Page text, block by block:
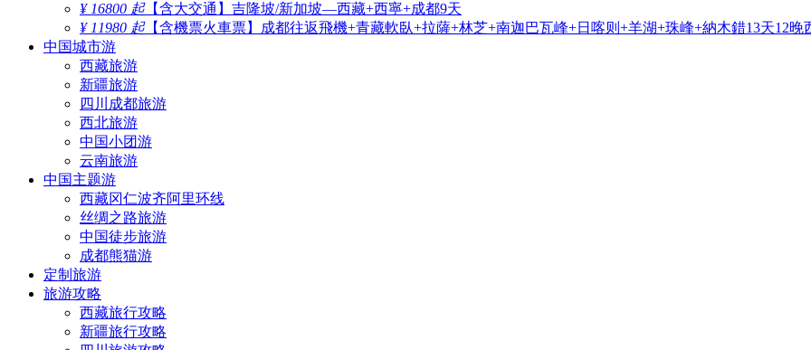
¥ 16800 起【含大交通】吉隆坡/新加坡—西藏+西寧+成都9天
¥ 11980 起【含機票火車票】成都往返飛機+青藏軟臥+拉薩+林芝+南迦巴瓦峰+日喀则+羊湖+珠峰+納木錯13天12晚
中国城市游
西藏旅游
新疆旅游
四川成都旅游
西北旅游
中国小团游
云南旅游
中国主题游
西藏冈仁波齐阿里环线
丝绸之路旅游
中国徒步旅游
成都熊猫游
定制旅游
旅游攻略
西藏旅行攻略
新疆旅行攻略